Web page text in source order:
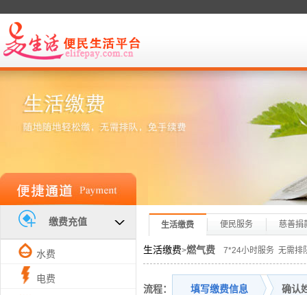
缴费充值
水费
电费
生活缴费 便民服务 慈善捐
生活缴费>燃气费 7*24小时服务 无需排
流程： 填写缴费信息 确认